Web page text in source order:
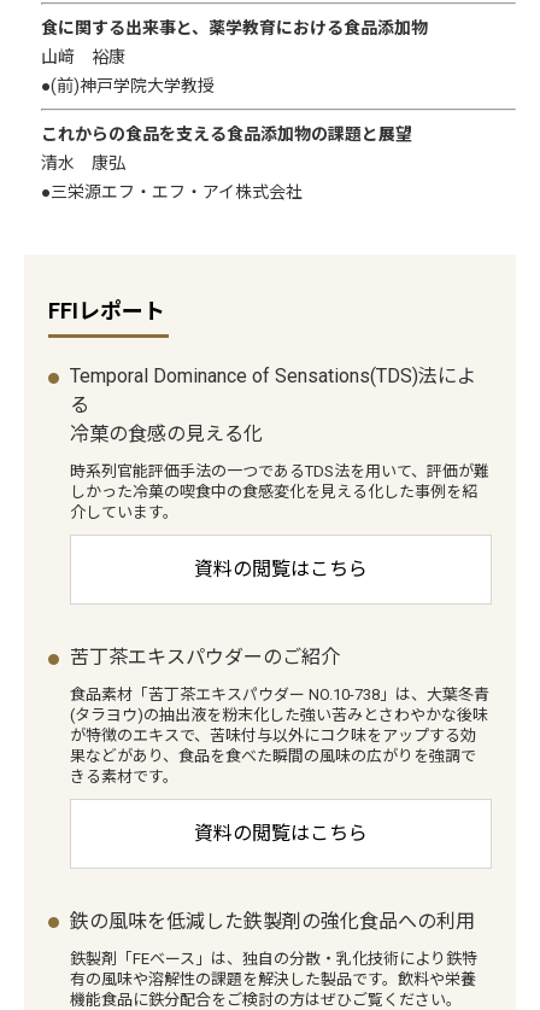
食に関する出来事と、薬学教育における食品添加物
山﨑 裕康
●(前)神戸学院大学教授
これからの食品を支える食品添加物の課題と展望
清水 康弘
●三栄源エフ・エフ・アイ株式会社
FFIレポート
Temporal Dominance of Sensations(TDS)法によ
る
冷菓の食感の見える化
時系列官能評価手法の一つであるTDS法を用いて、評価が難
しかった冷菓の喫食中の食感変化を見える化した事例を紹
介しています。
資料の閲覧はこちら
苦丁茶エキスパウダーのご紹介
食品素材「苦丁茶エキスパウダー NO.10-738」は、大葉冬青
(タラヨウ)の抽出液を粉末化した強い苦みとさわやかな後味
が特徴のエキスで、苦味付与以外にコク味をアップする効
果などがあり、食品を食べた瞬間の風味の広がりを強調で
きる素材です。
資料の閲覧はこちら
鉄の風味を低減した鉄製剤の強化食品への利用
鉄製剤「FEベース」は、独自の分散・乳化技術により鉄特
有の風味や溶解性の課題を解決した製品です。飲料や栄養
機能食品に鉄分配合をご検討の方はぜひご覧ください。